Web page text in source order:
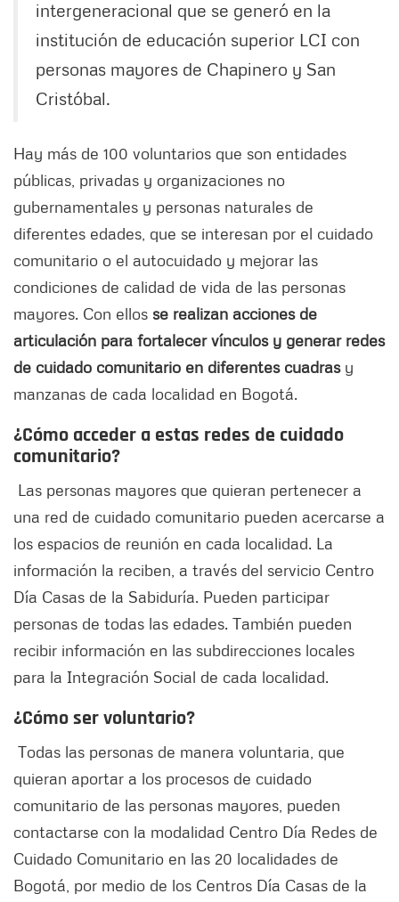
intergeneracional que se generó en la
institución de educación superior LCI con
personas mayores de Chapinero y San
Cristóbal.
Hay más de 100 voluntarios que son entidades
públicas, privadas y organizaciones no
gubernamentales y personas naturales de
diferentes edades, que se interesan por el cuidado
comunitario o el autocuidado y mejorar las
condiciones de calidad de vida de las personas
mayores. Con ellos se realizan acciones de
articulación para fortalecer vínculos y generar redes
de cuidado comunitario en diferentes cuadrasy
manzanas de cada localidad en Bogotá.
¿Cómo acceder a estas redes de cuidado
comunitario?
Las personas mayores que quieran pertenecer a
una red de cuidado comunitario pueden acercarse a
los espacios de reunión en cada localidad. La
información la reciben, a través del servicio Centro
Día Casas de la Sabiduría. Pueden participar
personas de todas las edades. También pueden
recibir información en las subdirecciones locales
para la Integración Social de cada localidad.
¿Cómo ser voluntario?
Todas las personas de manera voluntaria, que
quieran aportar a los procesos de cuidado
comunitario de las personas mayores, pueden
contactarse con la modalidad Centro Día Redes de
Cuidado Comunitario en las 20 localidades de
Bogotá, por medio de los Centros Día Casas de la